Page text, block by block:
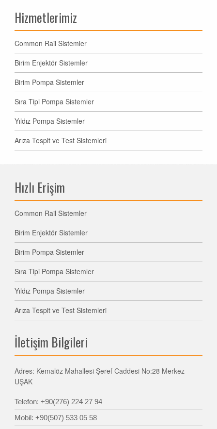
Hizmetlerimiz
Common Rail Sistemler
Birim Enjektör Sistemler
Birim Pompa Sistemler
Sıra Tipi Pompa Sistemler
Yıldız Pompa Sistemler
Arıza Tespit ve Test Sistemleri
Hızlı Erişim
Common Rail Sistemler
Birim Enjektör Sistemler
Birim Pompa Sistemler
Sıra Tipi Pompa Sistemler
Yıldız Pompa Sistemler
Arıza Tespit ve Test Sistemleri
İletişim Bilgileri
Adres: Kemalöz Mahallesi Şeref Caddesi No:28 Merkez
UŞAK
Telefon: +90(276) 224 27 94
Mobil: +90(507) 533 05 58